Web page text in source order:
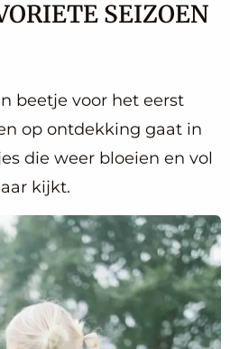
SEIZOEN
beetje voor het eerst
op ontdekking gaat in
die weer bloeien en vol
kijkt.